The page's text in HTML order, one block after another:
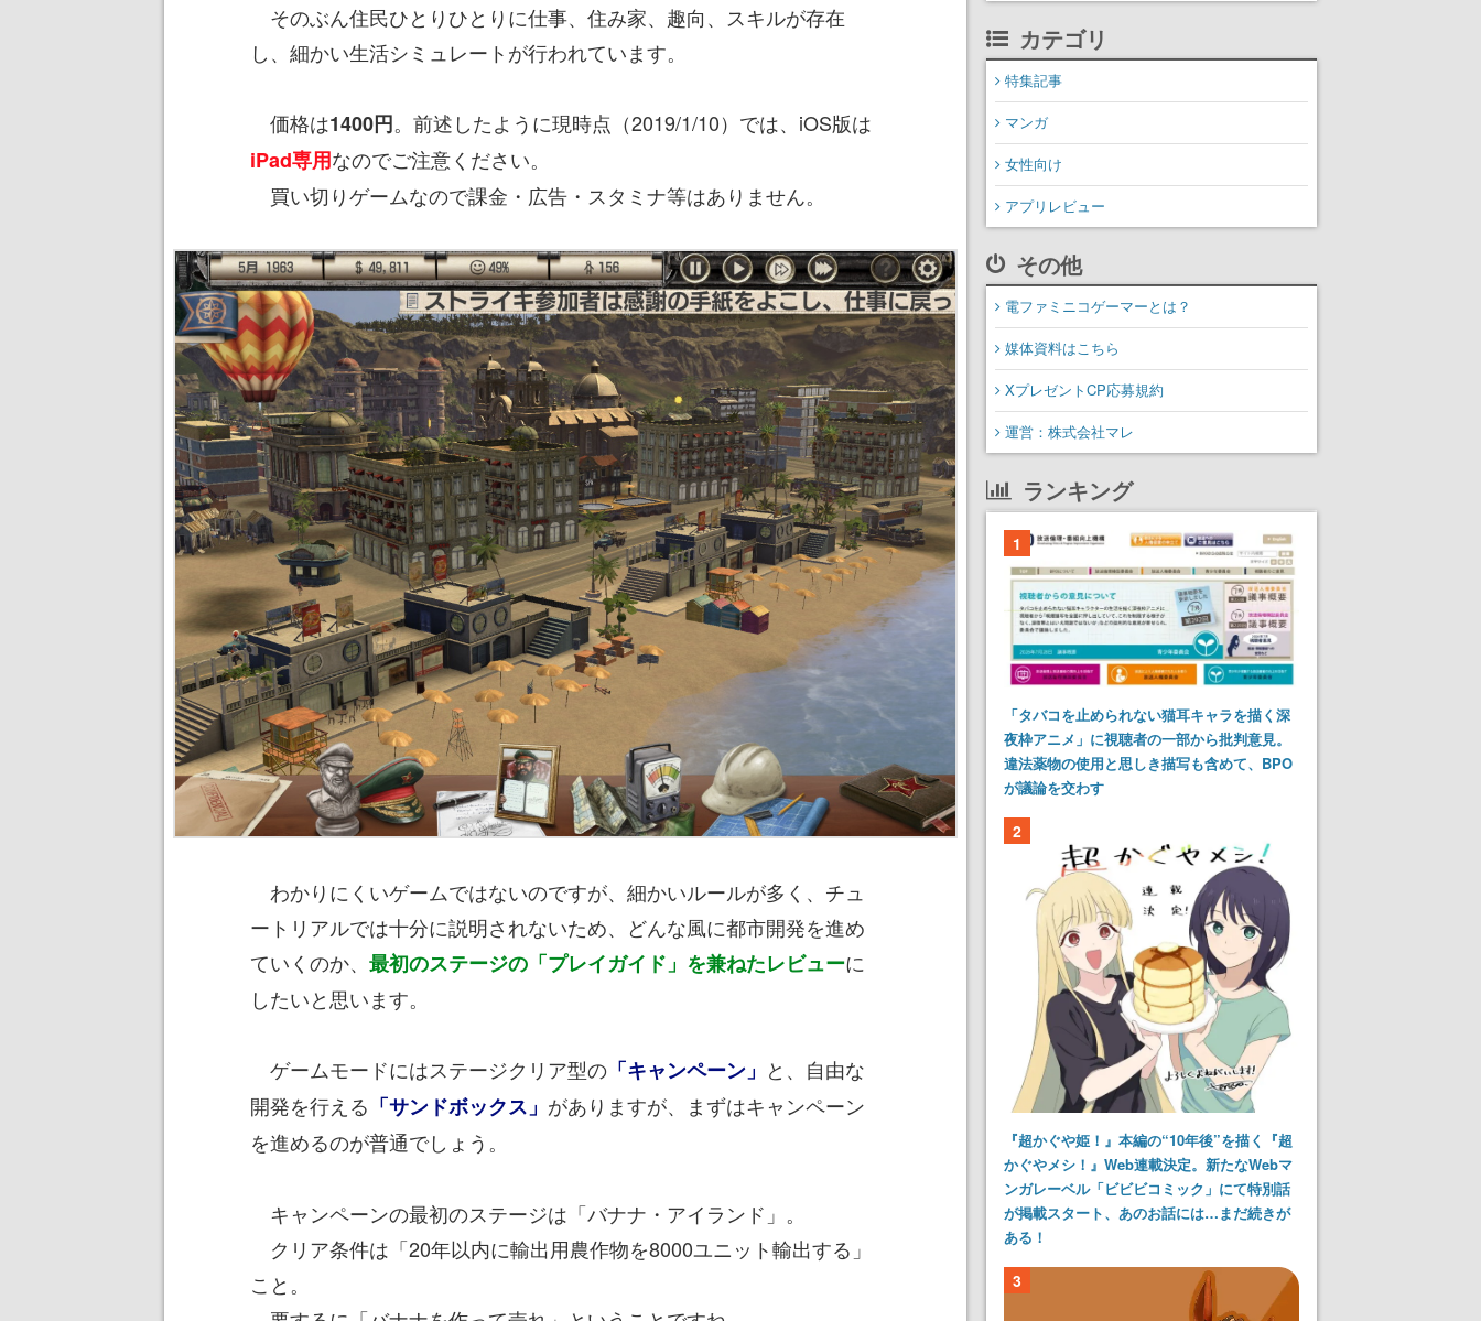
そのぶん住民ひとりひとりに仕事、住み家、趣向、スキルが存在
し、細かい生活シミュレートが行われています。
価格は1400円。前述したように現時点（2019/1/10）では、iOS版は
iPad専用なのでご注意ください。
買い切りゲームなので課金・広告・スタミナ等はありません。
わかりにくいゲームではないのですが、細かいルールが多く、チュ
ートリアルでは十分に説明されないため、どんな風に都市開発を進め
ていくのか、 最初のステージの「プレイガイド」を兼ねたレビューに
したいと思います。
ゲームモードにはステージクリア型の 「キャンペーン」 と、自由な
開発を行える 「サンドボックス」 がありますが、まずはキャンペーン
を進めるのが普通でしょう。
キャンペーンの最初のステージは「バナナ・アイランド」。
クリア条件は「20年以内に輸出用農作物を8000ユニット輸出する」
こと。
カテゴリ
特集記事
マンガ
女性向け
アプリレビュー
その他
電ファミニコゲーマーとは？
媒体資料はこちら
XプレゼントCP応募規約
運営：株式会社マレ
ランキング
1
「タバコを止められない猫耳キャラを描く深
夜枠アニメ」に視聴者の一部から批判意見。
違法薬物の使用と思しき描写も含めて、BPO
が議論を交わす
2
『超かぐや姫！』本編の“10年後”を描く『超
かぐやメシ！』Web連載決定。新たなWebマ
ンガレーベル「ビビビコミック」にて特別話
が掲載スタート、あのお話には…まだ続きが
ある！
3